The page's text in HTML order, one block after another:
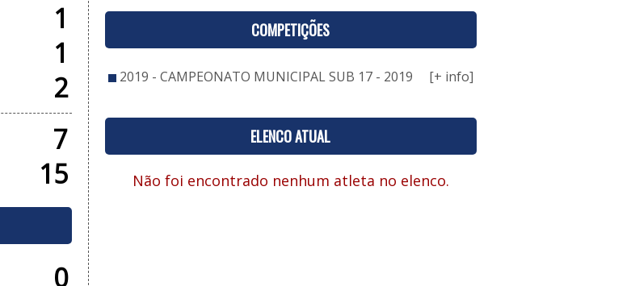
1
1
2
7
15
0
COMPETIÇÕES
2019 - CAMPEONATO MUNICIPAL SUB 17 - 2019 [+ info]
ELENCO ATUAL
Não foi encontrado nenhum atleta no elenco.